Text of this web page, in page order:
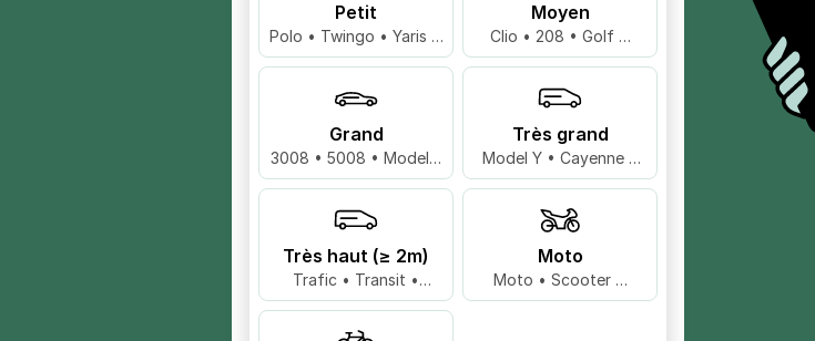
Petit
Polo • Twingo • Yaris …
Moyen
Clio • 208 • Golf …
Grand
3008 • 5008 • Model 3
…
Très grand
Model Y • Cayenne •
X5 …
Très haut (≥ 2m)
Trafic • Transit •
Master …
Moto
Moto • Scooter …